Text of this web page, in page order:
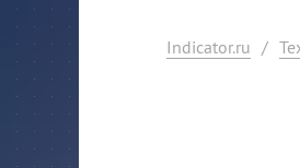
Indicator.ru /